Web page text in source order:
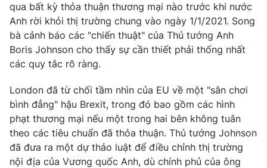
Tư vấn
Chuyên mục khác
Emagazine Podcast
Photo Infographic
Video Shorts video
VTV Money VTV Thể thao
qua bất kỳ thỏa thuận thương mại nào trước khi nước
Anh rời khỏi thị trường chung vào ngày 1/1/2021. Song
bà cảnh báo các "chiến thuật" của Thủ tướng Anh
Boris Johnson cho thấy sự cần thiết phải thống nhất
các quy tắc rõ ràng.
London đã từ chối tầm nhìn của EU về một "sân chơi
bình đẳng" hậu Brexit, trong đó bao gồm các hình
phạt thương mại nếu một trong hai bên không tuân
theo các tiêu chuẩn đã thỏa thuận. Thủ tướng Johnson
đã đưa ra một dự thảo luật để điều chỉnh thị trường
nội địa của Vương quốc Anh, dù chính phủ của ông